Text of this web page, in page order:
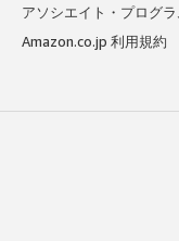
アソシエイト・プログ
Amazon.co.jp 利用規約